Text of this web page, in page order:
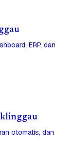
ERP, dan
otomatis, dan